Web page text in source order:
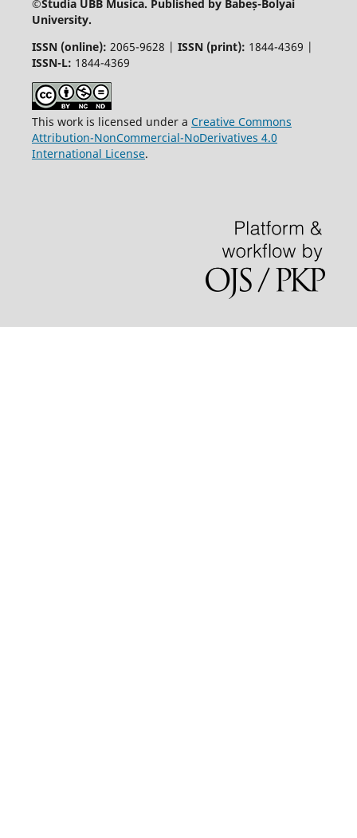
©Studia UBB Musica. Published by Babeș-Bolyai
University.
ISSN (online): 2065-9628 | ISSN (print): 1844-4369 |
ISSN-L: 1844-4369
This work is licensed under a Creative Commons
Attribution-NonCommercial-NoDerivatives 4.0
International License.